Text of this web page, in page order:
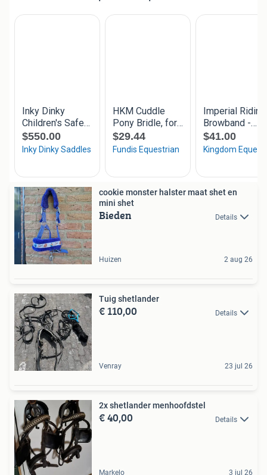
cookie monster halster maat shet en
mini shet
Bieden Details
Huizen 2 aug 26
Tuig shetlander
€ 110,00 Details
Venray 23 jul 26
2x shetlander menhoofdstel
€ 40,00 Details
Markelo 3 jul 26